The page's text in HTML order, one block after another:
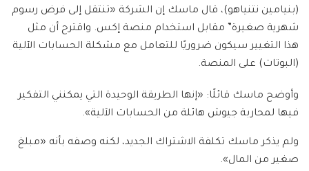
(بنيامين نتنياهو)، قال ماسك إن الشركة «تنتقل إلى فرض رسوم
شهرية صغيرة” مقابل استخدام منصة إكس. واقترح أن مثل
هذا التغيير سيكون ضروريًا للتعامل مع مشكلة الحسابات الآلية
(البوتات) على المنصة.
وأوضح ماسك قائلًا: «إنها الطريقة الوحيدة التي يمكنني التفكير
فيها لمحاربة جيوش هائلة من الحسابات الآلية».
ولم يذكر ماسك تكلفة الاشتراك الجديد، لكنه وصفه بأنه «مبلغ
صغير من المال».